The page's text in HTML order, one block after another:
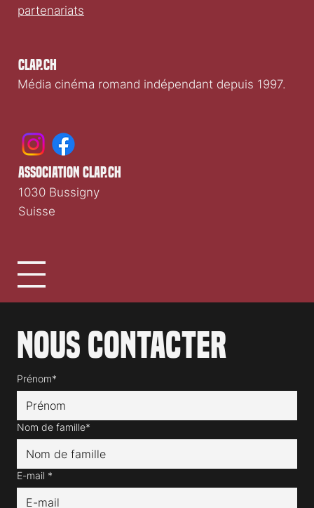
Clap.ch
Média cinéma romand indépendant depuis 1997.
partenariats
Nous contacter
Prénom*
Nom de famille*
E-mail *
association clap.ch
1030 Bussigny
Suisse